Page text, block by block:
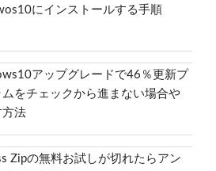
にインストールする手順
アップグレードで46％更新プ
ムをチェックから進まない場合や
方法
Zipの無料お試しが切れたらアン